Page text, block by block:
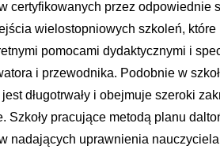
certyfikowanych przez odpowiednie
wielostopniowych szkoleń,
pomocami dydaktycznymi i
i przewodnika. Podobnie w
długotrwały i obejmuje szeroki
Szkoły pracujące metodą planu
nadających uprawnienia